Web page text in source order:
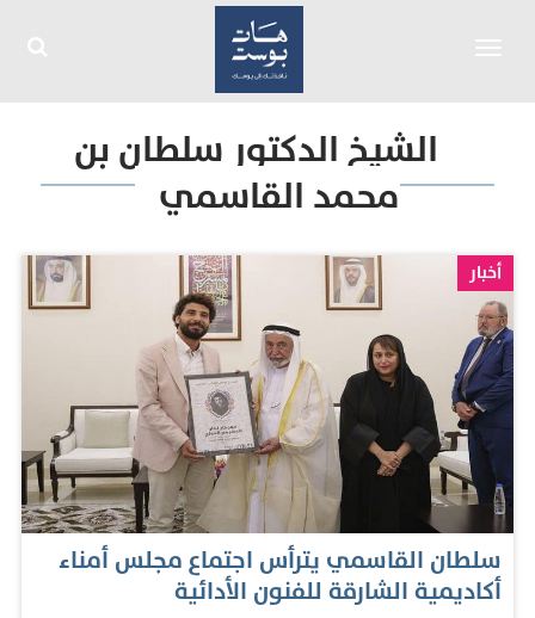
الشيخ الدكتور سلطان بن
محمد القاسمي
أخبار
سلطان القاسمي يترأس اجتماع مجلس أمناء
أكاديمية الشارقة للفنون الأدائية